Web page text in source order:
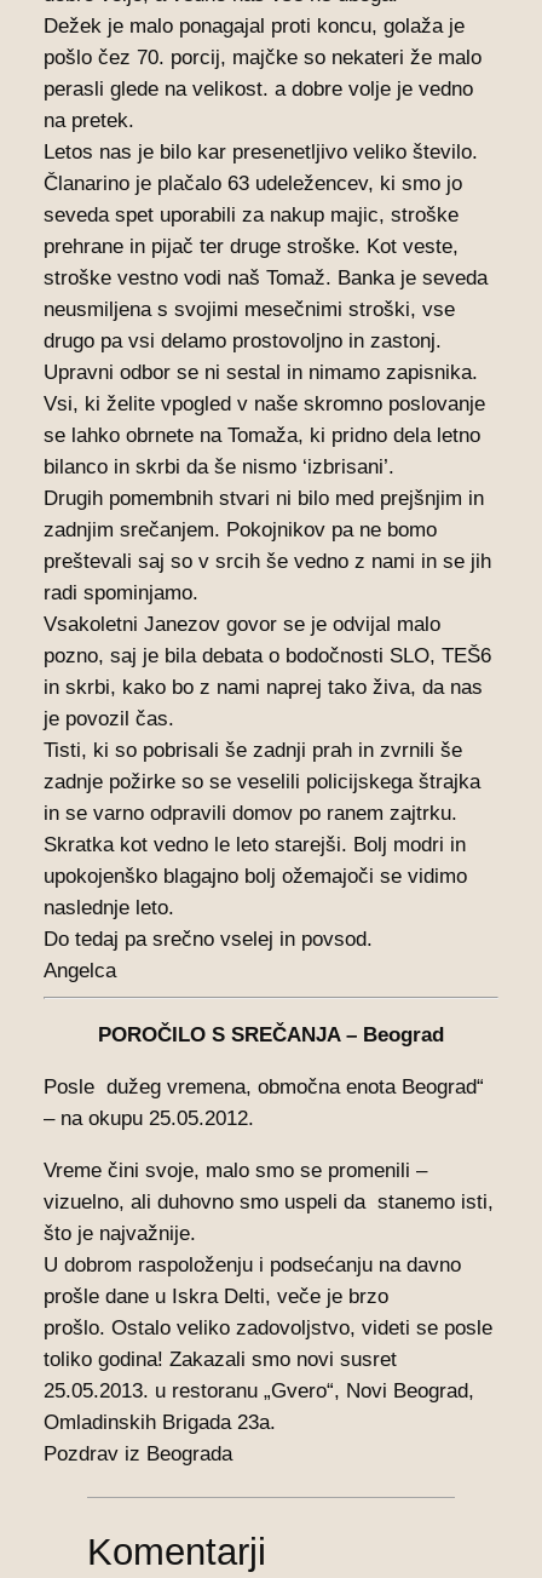
Dežek je malo ponagajal proti koncu, golaža je
pošlo čez 70. porcij, majčke so nekateri že malo
perasli glede na velikost. a dobre volje je vedno
na pretek.
Letos nas je bilo kar presenetljivo veliko število.
Članarino je plačalo 63 udeležencev, ki smo jo
seveda spet uporabili za nakup majic, stroške
prehrane in pijač ter druge stroške. Kot veste,
stroške vestno vodi naš Tomaž. Banka je seveda
neusmiljena s svojimi mesečnimi stroški, vse
drugo pa vsi delamo prostovoljno in zastonj.
Upravni odbor se ni sestal in nimamo zapisnika.
Vsi, ki želite vpogled v naše skromno poslovanje
se lahko obrnete na Tomaža, ki pridno dela letno
bilanco in skrbi da še nismo ‘izbrisani’.
Drugih pomembnih stvari ni bilo med prejšnjim in
zadnjim srečanjem. Pokojnikov pa ne bomo
preštevali saj so v srcih še vedno z nami in se jih
radi spominjamo.
Vsakoletni Janezov govor se je odvijal malo
pozno, saj je bila debata o bodočnosti SLO, TEŠ6
in skrbi, kako bo z nami naprej tako živa, da nas
je povozil čas.
Tisti, ki so pobrisali še zadnji prah in zvrnili še
zadnje požirke so se veselili policijskega štrajka
in se varno odpravili domov po ranem zajtrku.
Skratka kot vedno le leto starejši. Bolj modri in
upokojenško blagajno bolj ožemajoči se vidimo
naslednje leto.
Do tedaj pa srečno vselej in povsod.
Angelca
POROČILO S SREČANJA – Beograd
Posle dužeg vremena, območna enota Beograd“
– na okupu 25.05.2012.
Vreme čini svoje, malo smo se promenili –
vizuelno, ali duhovno smo uspeli da stanemo isti,
što je najvažnije.
U dobrom raspoloženju i podsećanju na davno
prošle dane u Iskra Delti, veče je brzo
prošlo. Ostalo veliko zadovoljstvo, videti se posle
toliko godina! Zakazali smo novi susret
25.05.2013. u restoranu „Gvero“, Novi Beograd,
Omladinskih Brigada 23a.
Pozdrav iz Beograda
Komentarji